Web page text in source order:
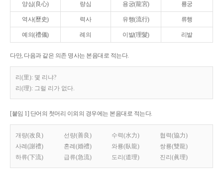
양심(良心) 량심 용궁(龍宮) 룡궁
역사(歷史) 력사 유행(流行) 류행
예의(禮儀) 례의 이발(理髮) 리발
다만, 다음과 같은 의존 명사는 본음대로 적는다.
리(里): 몇 리냐?
리(理): 그럴 리가 없다.
[붙임 1] 단어의 첫머리 이외의 경우에는 본음대로 적는다.
개량(改良) 선량(善良) 수력(水力)
협력(協力)
사례(謝禮)
혼례(婚禮) 와룡(臥龍)
쌍룡(雙龍)
하류(下流)
급류(急流) 도리(道理) 진리(眞理)